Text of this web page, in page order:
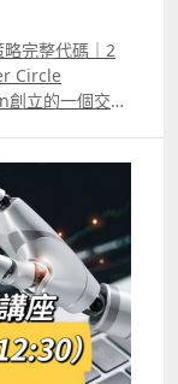
完整代碼｜2
Circle
立的一個交易
很多他自創的
）、
Change of
Structure,
區（Fair Value
在這段影片中會
用富途語法將
用。